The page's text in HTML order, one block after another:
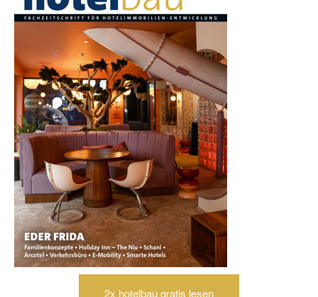
2x hotelbau gratis lesen